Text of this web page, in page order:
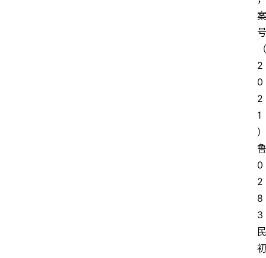
案
号
（
2
0
2
1
）
鲁
0
2
8
3
民
初